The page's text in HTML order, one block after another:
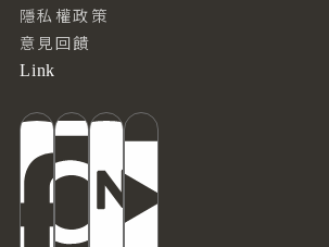
隱私權政策
意見回饋
Link